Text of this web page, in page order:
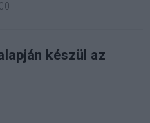
készül az